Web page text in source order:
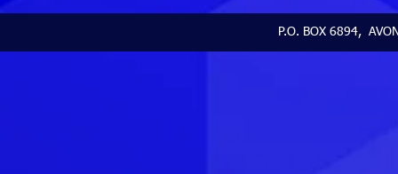
P.O. BOX 6894,